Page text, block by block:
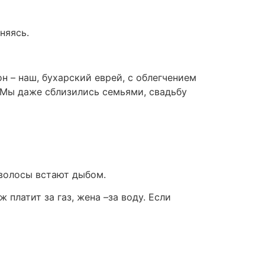
– наш, бухарский еврей, с облегчением
даже сблизились семьями, свадьбу
встают дыбом.
за газ, жена –за воду. Если